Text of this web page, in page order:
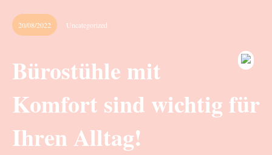
20/08/2022 Uncategorized
Bürostühle mit
Komfort sind wichtig für
Ihren Alltag!